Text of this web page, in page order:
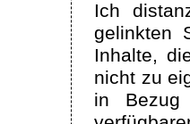
Ich
gelinkten
Inhalte,
nicht zu
in